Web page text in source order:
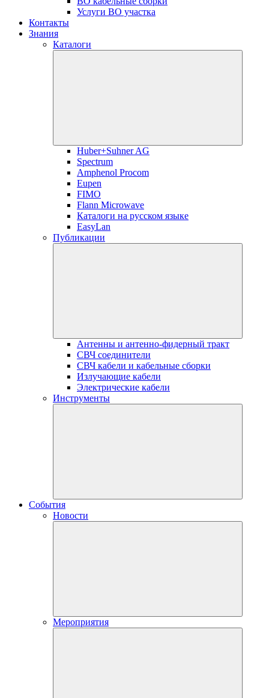
Услуги ВО участка
Контакты
Знания
Каталоги
Huber+Suhner AG
Spectrum
Amphenol Procom
Eupen
FIMO
Flann Microwave
Каталоги на русском языке
EasyLan
Публикации
Антенны и антенно-фидерный тракт
СВЧ соединители
СВЧ кабели и кабельные сборки
Излучающие кабели
Электрические кабели
Инструменты
События
Новости
Мероприятия